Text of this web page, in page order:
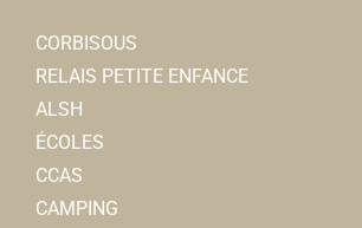
CORBISOUS
RELAIS PETITE ENFANCE
ALSH
ÉCOLES
CCAS
CAMPING